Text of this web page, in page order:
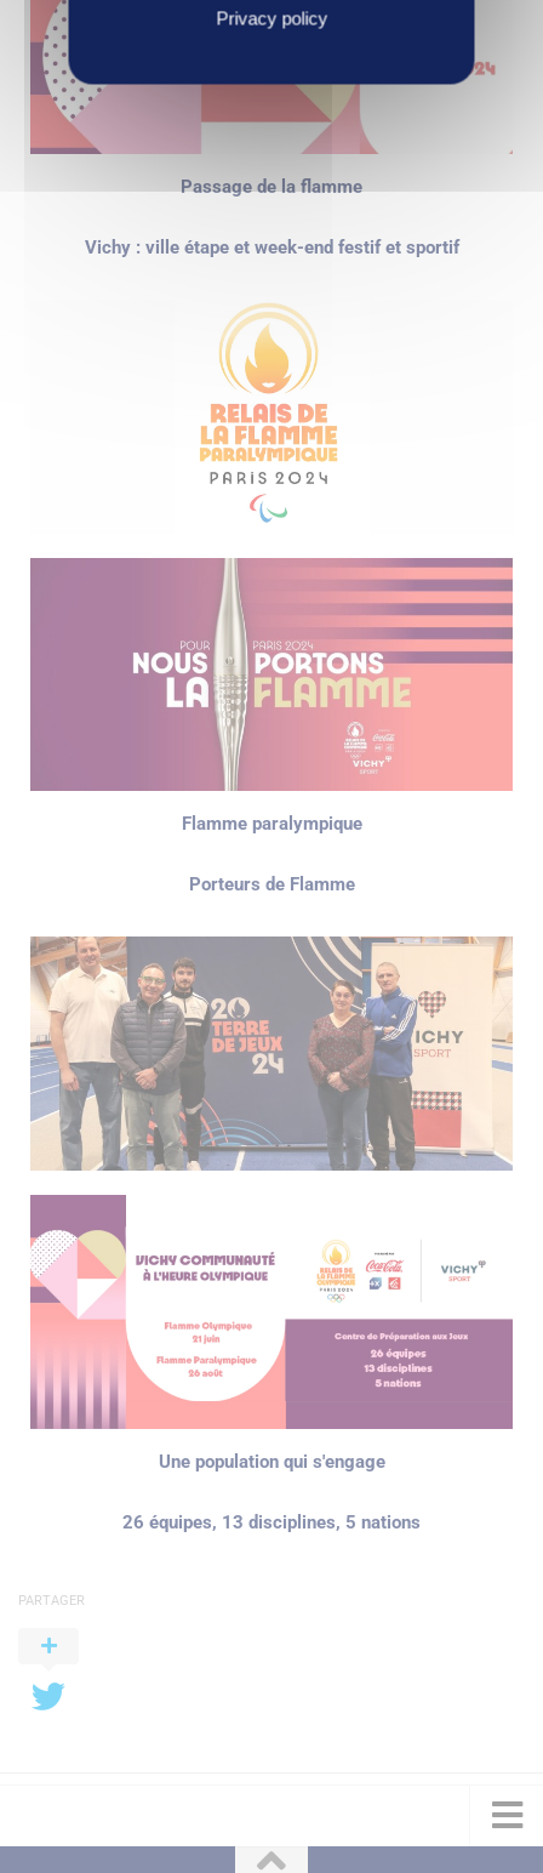
Passage de la flamme
Vichy : ville étape et week-end festif et sportif
Flamme paralympique
Porteurs de Flamme
Une population qui s'engage
26 équipes, 13 disciplines, 5 nations
PARTAGER
Privacy policy